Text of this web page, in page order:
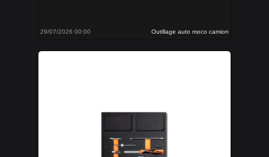
29/07/2026 00:00 Outillage auto moco camion